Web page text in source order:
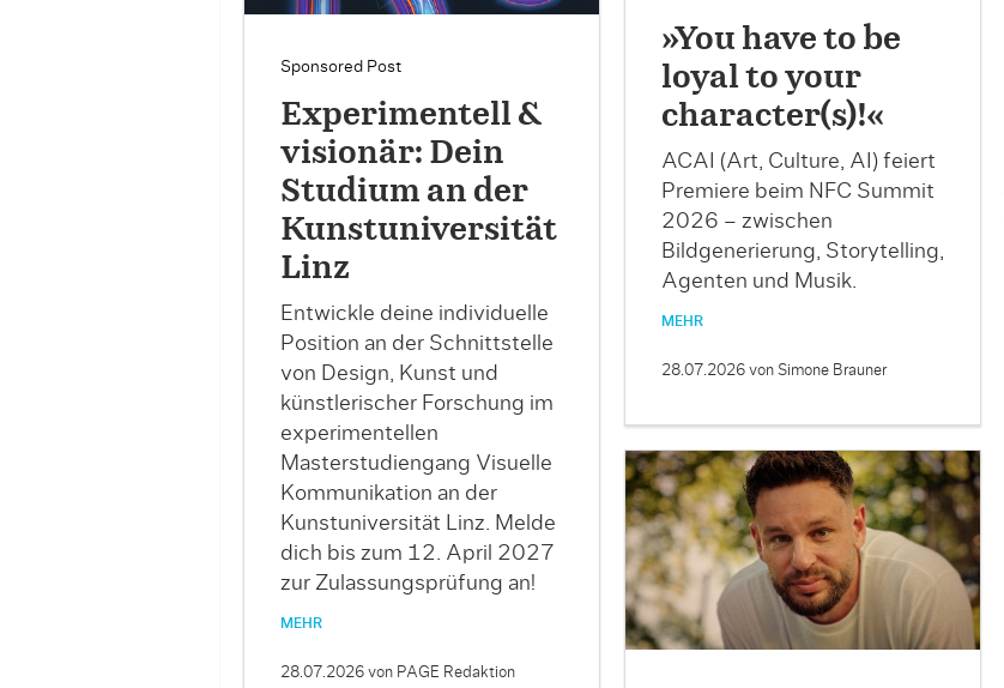
Sponsored Post
Experimentell &
visionär: Dein
Studium an der
Kunstuniversität
Linz
Entwickle deine individuelle
Position an der Schnittstelle
von Design, Kunst und
künstlerischer Forschung im
experimentellen
Masterstudiengang Visuelle
Kommunikation an der
Kunstuniversität Linz. Melde
dich bis zum 12. April 2027
zur Zulassungsprüfung an!
MEHR
28.07.2026 von PAGE Redaktion
»You have to be
loyal to your
character(s)!«
ACAI (Art, Culture, AI) feiert
Premiere beim NFC Summit
2026 – zwischen
Bildgenerierung, Storytelling,
Agenten und Musik.
MEHR
28.07.2026 von Simone Brauner